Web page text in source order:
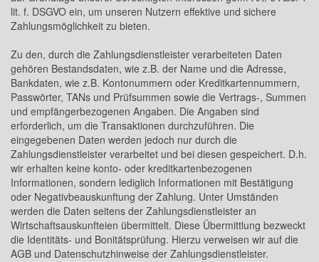
lit. f. DSGVO ein, um unseren Nutzern effektive und sichere
Zahlungsmöglichkeit zu bieten.
Zu den, durch die Zahlungsdienstleister verarbeiteten Daten
gehören Bestandsdaten, wie z.B. der Name und die Adresse,
Bankdaten, wie z.B. Kontonummern oder Kreditkartennummern,
Passwörter, TANs und Prüfsummen sowie die Vertrags-, Summen
und empfängerbezogenen Angaben. Die Angaben sind
erforderlich, um die Transaktionen durchzuführen. Die
eingegebenen Daten werden jedoch nur durch die
Zahlungsdienstleister verarbeitet und bei diesen gespeichert. D.h.
wir erhalten keine konto- oder kreditkartenbezogenen
Informationen, sondern lediglich Informationen mit Bestätigung
oder Negativbeauskunftung der Zahlung. Unter Umständen
werden die Daten seitens der Zahlungsdienstleister an
Wirtschaftsauskunfteien übermittelt. Diese Übermittlung bezweckt
die Identitäts- und Bonitätsprüfung. Hierzu verweisen wir auf die
AGB und Datenschutzhinweise der Zahlungsdienstleister.